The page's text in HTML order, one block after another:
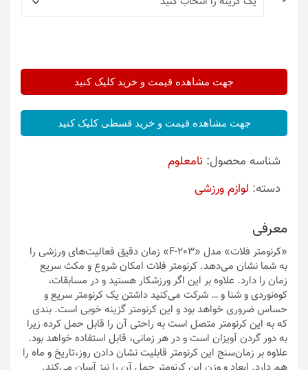
جهت مشاهده قیمت و خرید کلیک کنید
جهت مشاهده قیمت و خرید قسطی کلیک کنید
شناسه محصول: نامعلوم
دسته: لوازم ورزشی
معرفی
«کرنومتر فلات» مدل «F-203» زمان دقیق فعالیت‌های ورزشی را
به شما نشان می‌دهد. کرنومتر فلات امکان شروع و مکث سریع
زمان را دارد. علاوه بر این اگر ورزشکار هستید و در مسابقات‌،
کوه‌نوردی و شنا و … شرکت می‌کنید داشتن یک کرنومتر سریع و
حساس ضروری خواهد بود و این کرنومتر گزینه خوبی است. بندی
که به این کرنومتر متصل است به راحتی آن را قابل حمل کرده زیرا
به دور گردن آویزان است و در هر زمانی‌، قابل استفاده خواهد بود.
علاوه بر زمان‌سنج این کرنومتر قابلیت نشان دادن روز،تاریخ و ماه را